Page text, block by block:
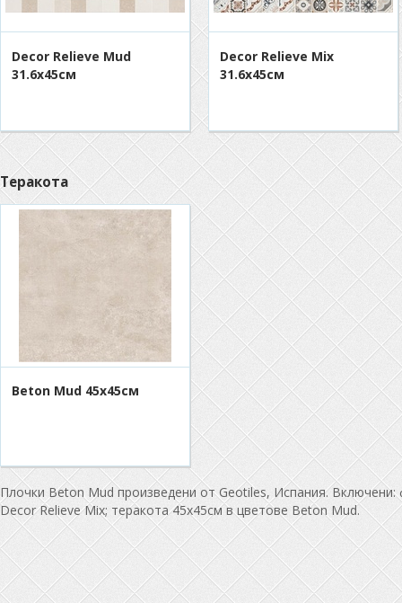
Decor Relieve Mud
31.6х45см
Decor Relieve Mix
31.6х45см
Теракота
Beton Mud 45х45см
Плочки Beton Mud произведени от Geotiles, Испания.
Decor Relieve Mix; теракота 45x45см в цветове Beton Mud.